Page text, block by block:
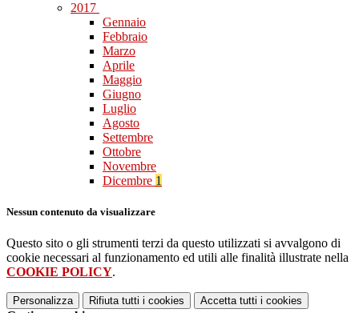
2017
Gennaio
Febbraio
Marzo
Aprile
Maggio
Giugno
Luglio
Agosto
Settembre
Ottobre
Novembre
Dicembre 1
Nessun contenuto da visualizzare
Questo sito o gli strumenti terzi da questo utilizzati si avvalgono di
cookie necessari al funzionamento ed utili alle finalità illustrate nella
COOKIE POLICY.
Personalizza Rifiuta tutti i cookies Accetta tutti i cookies